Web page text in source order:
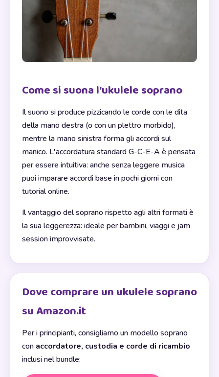
Come si suona l'ukulele soprano
Il suono si produce pizzicando le corde con le dita
della mano destra (o con un plettro morbido),
mentre la mano sinistra forma gli accordi sul
manico. L'accordatura standard G-C-E-A è pensata
per essere intuitiva: anche senza leggere musica
puoi imparare accordi base in pochi giorni con
tutorial online.
Il vantaggio del soprano rispetto agli altri formati è
la sua leggerezza: ideale per bambini, viaggi e jam
session improvvisate.
Dove comprare un ukulele soprano
su Amazon.it
Per i principianti, consigliamo un modello soprano
con accordatore, custodia e corde di ricambio
inclusi nel bundle: